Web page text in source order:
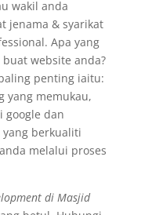
wakil anda
jenama & syarikat
Apa yang
website anda?
penting iaitu:
yang memukau,
google dan
berkualiti
melalui proses
di Masjid